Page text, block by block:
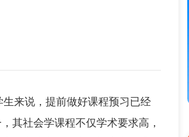
来说，提前做好课程预习已经
其社会学课程不仅学术要求高，